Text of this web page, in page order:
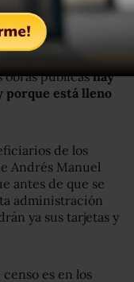
y priistas, mencionó
país hecho
administración
cada vez
obras públicashay
porque está lleno
de los
Andrés Manuel
antes de que se
administración
ya sus tarjetas y
es en los